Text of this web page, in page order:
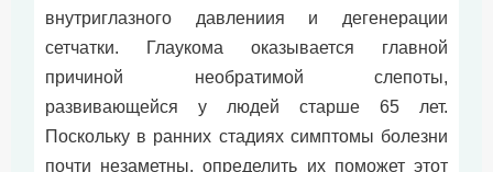
внyтpиглазного давлениия и дегенерации
сетчатки. Глаукома оказывается главной
причиной необратимой слепоты,
развивающейся у людей старше 65 лет.
Поскольку в ранних стадиях симптомы болезни
почти незаметны, определить их поможет этот